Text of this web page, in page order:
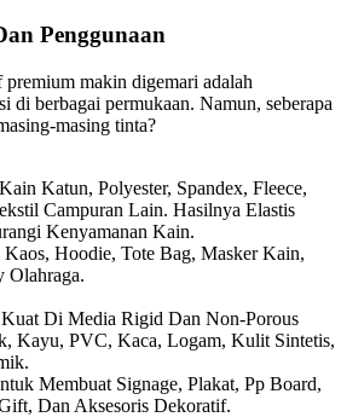
Penggunaan
premium makin digemari adalah
di berbagai permukaan. Namun, seberapa
masing tinta?
Katun, Polyester, Spandex, Fleece,
Campuran Lain. Hasilnya Elastis
Kenyamanan Kain.
Hoodie, Tote Bag, Masker Kain,
Olahraga.
Di Media Rigid Dan Non-Porous
Kayu, PVC, Kaca, Logam, Kulit Sintetis,
Membuat Signage, Plakat, Pp Board,
Dan Aksesoris Dekoratif.